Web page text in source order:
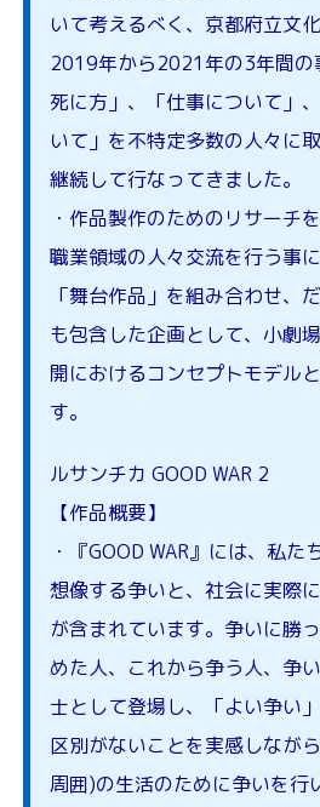
いて考えるべく、京都府立文
2019年から2021年の3年間の
死に方」、「仕事について」
いて」を不特定多数の人々に
継続して行なってきました。
・作品製作のためのリサーチ
職業領域の人々交流を行う事
「舞台作品」を組み合わせ、
も包含した企画として、小劇
開におけるコンセプトモデル
す。
ルサンチカ GOOD WAR 2
【作品概要】
・『GOOD WAR』には、私
想像する争いと、社会に実際
が含まれています。争いに勝
めた人、これから争う人、争
士として登場し、「よい争い
区別がないことを実感しなが
周囲)の生活のために争いを行